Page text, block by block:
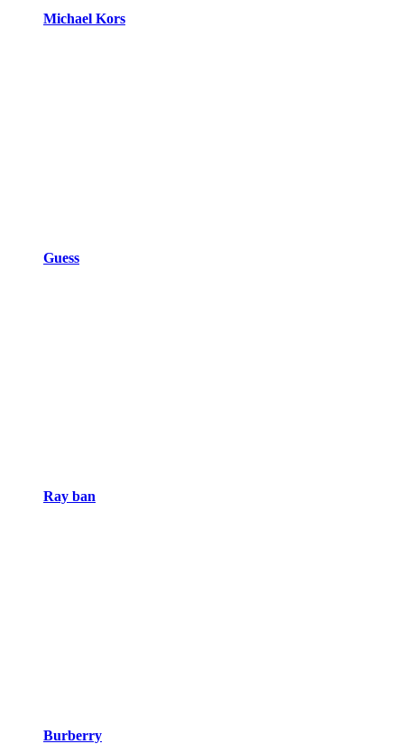
Michael Kors
Guess
Ray ban
Burberry